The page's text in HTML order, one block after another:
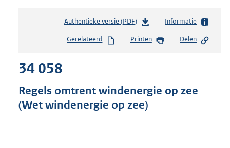
Authentieke versie (PDF)b
s
s
g
Informatie
Gerelateerd Printen Delen
34 058
Regels omtrent windenergie op zee
(Wet windenergie op zee)